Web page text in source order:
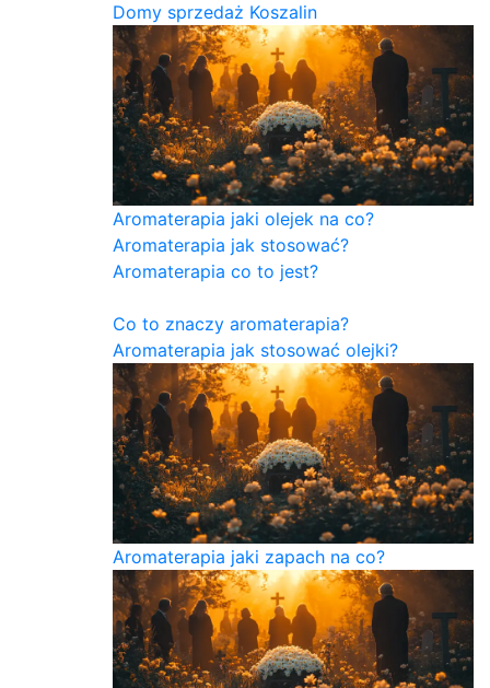
Domy sprzedaż Koszalin
Aromaterapia jaki olejek na co?
Aromaterapia jak stosować?
Aromaterapia co to jest?
Co to znaczy aromaterapia?
Aromaterapia jak stosować olejki?
Aromaterapia jaki zapach na co?